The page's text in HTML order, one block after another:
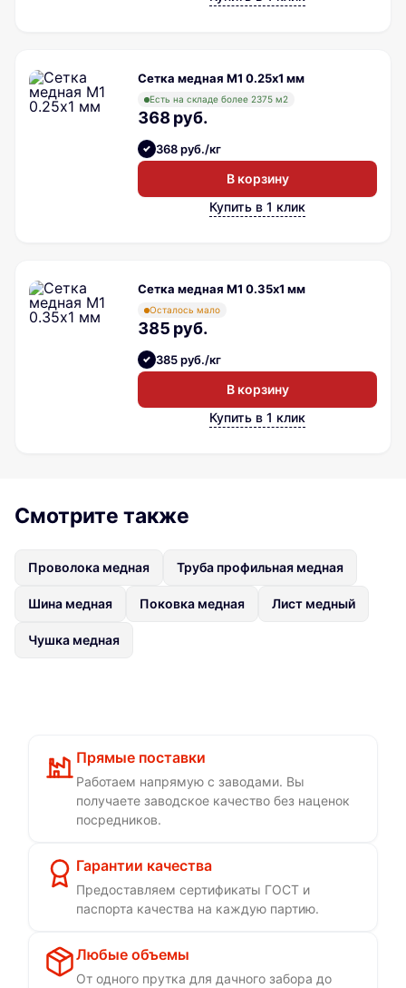
Сетка медная М1 0.25х1 мм
Есть на складе более 2375 м2
368 руб.
368 руб./кг
В корзину
Купить в 1 клик
Сетка медная М1 0.35х1 мм
Осталось мало
385 руб.
385 руб./кг
В корзину
Купить в 1 клик
Смотрите также
Проволока медная Труба профильная медная
Шина медная Поковка медная Лист медный
Чушка медная
Прямые поставки
Работаем напрямую с заводами. Вы
получаете заводское качество без наценок
посредников.
Гарантии качества
Предоставляем сертификаты ГОСТ и
паспорта качества на каждую партию.
Любые объемы
От одного прутка для дачного забора до